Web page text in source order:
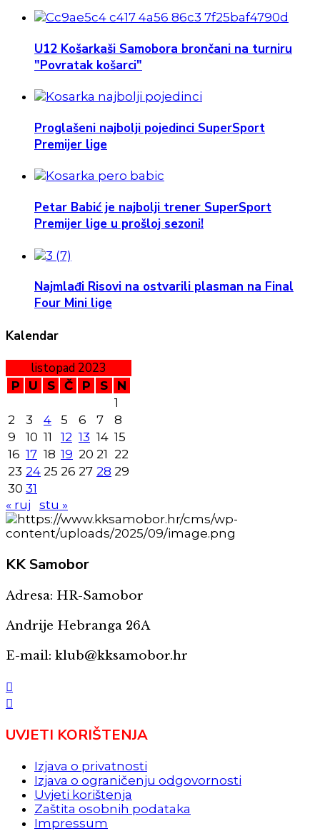
U12 Košarkaši Samobora brončani na turniru
"Povratak košarci"
Proglašeni najbolji pojedinci SuperSport
Premijer lige
Petar Babić je najbolji trener SuperSport
Premijer lige u prošloj sezoni!
Najmlađi Risovi na ostvarili plasman na Final
Four Mini lige
Kalendar
listopad 2023
P U S Č P S
N
1
2
3 4 5 6 7
8
9
10 11 12 13 14 15
16 17 18 19 20 21 22
23 24 25 26 27 28 29
30 31
« ruj
stu »
KKSamobor
Adresa: HR-Samobor
Andrije Hebranga 26A
E-mail: klub@kksamobor.hr
UVJETI KORIŠTENJA
Izjava o privatnosti
Izjava o ograničenju odgovornosti
Uvjeti korištenja
Zaštita osobnih podataka
Impressum